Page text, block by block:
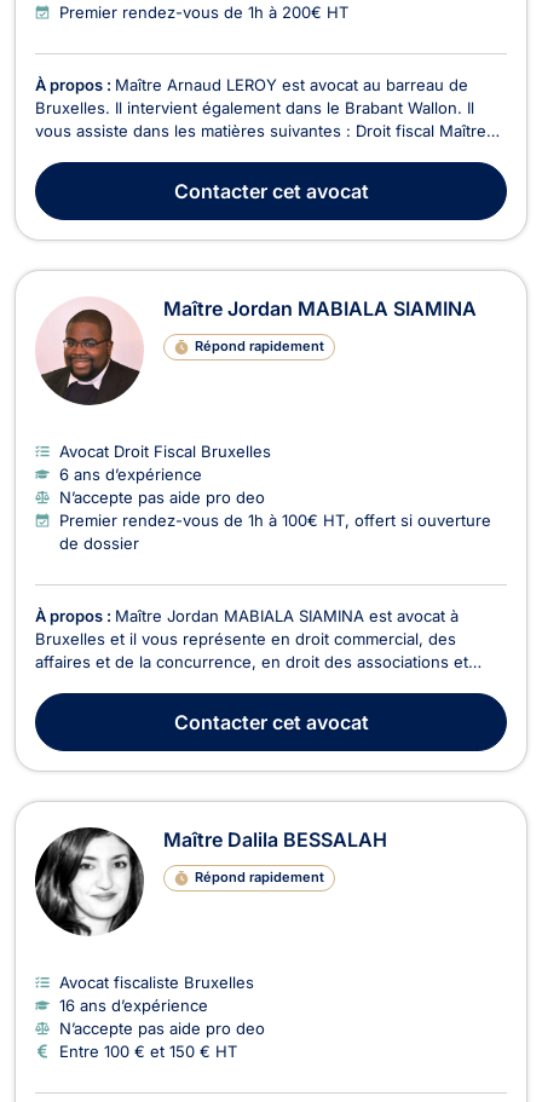
Premier rendez-vous de 1h à 200€ HT
À propos : Maître Arnaud LEROY est avocat au barreau de
Bruxelles. Il intervient également dans le Brabant Wallon. Il
vous assiste dans les matières suivantes : Droit fiscal Maître
fiscal belge et international. Entre autres : Fiscalité des
revenus mobiliers.Impôt des sociétés.Fi...
Contactercet avocat
Maître Jordan MABIALA SIAMINA
Répond rapidement
Avocat Droit Fiscal Bruxelles
6 ans d’expérience
N’accepte pas aide pro deo
Premier rendez-vous de 1h à 100€ HT, offert si ouverture
de dossier
À propos : Maître Jordan MABIALA SIAMINA est avocat à
Bruxelles et il vous représente en droit commercial, des
affaires et de la concurrence, en droit des associations et
Jordan MABIALA SIAMINA intervient en droit commercial, des
affaires et de la concurrence pour les dos...
Contactercet avocat
Maître Dalila BESSALAH
Répond rapidement
Avocat fiscaliste Bruxelles
16 ans d’expérience
N’accepte pas aide pro deo
Entre 100 € et 150 € HT